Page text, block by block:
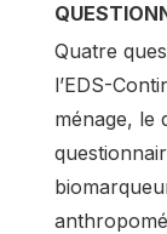
Quatre
l’EDS-
ménage, le